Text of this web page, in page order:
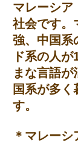
マレーシア
社会です。
強、中国系
ド系の人
まな言語
国系が多く
す。
＊マレーシ